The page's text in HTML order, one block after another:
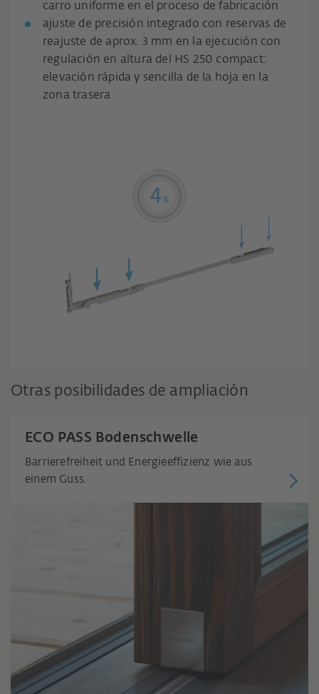
carro uniforme en el proceso de fabricación
ajuste de precisión integrado con reservas de
reajuste de aprox. 3 mm en la ejecución con
regulación en altura del HS 250 compact:
elevación rápida y sencilla de la hoja en la
zona trasera
Otras posibilidades de ampliación
ECO PASS Bodenschwelle
Barrierefreiheit und Energieeffizienz wie aus
einem Guss.